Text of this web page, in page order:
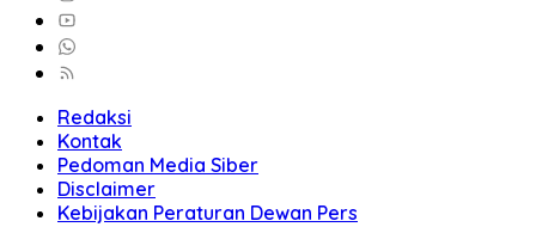
Redaksi
Kontak
Pedoman Media Siber
Disclaimer
Kebijakan Peraturan Dewan Pers